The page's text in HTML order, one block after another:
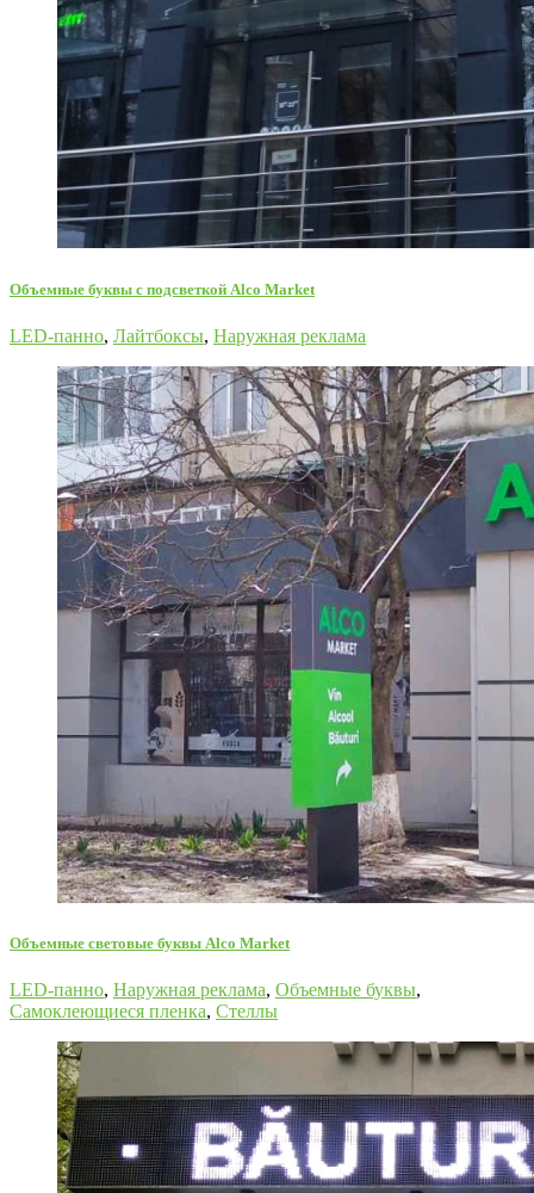
Oбъемные буквы с подсветкой Alco Market
LED-панно, Лайтбоксы, Наружная реклама
Oбъемные световые буквы Alco Market
LED-панно, Наружная реклама, Объемные буквы,
Самоклеющиеся пленка, Стеллы